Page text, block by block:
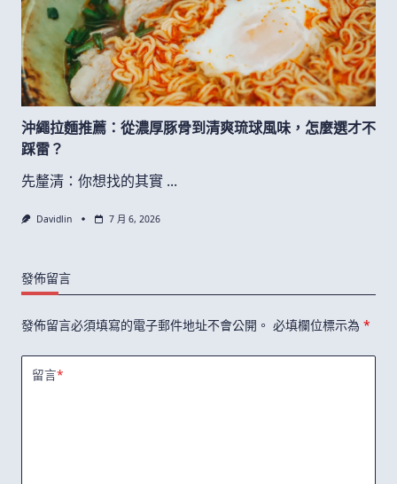
沖繩拉麵推薦：從濃厚豚骨到清爽琉球風味，怎麼選才不
踩雷？
先釐清：你想找的其實 ...
Davidlin 7 月 6, 2026
發佈留言
發佈留言必須填寫的電子郵件地址不會公開。 必填欄位標示為 *
留言*